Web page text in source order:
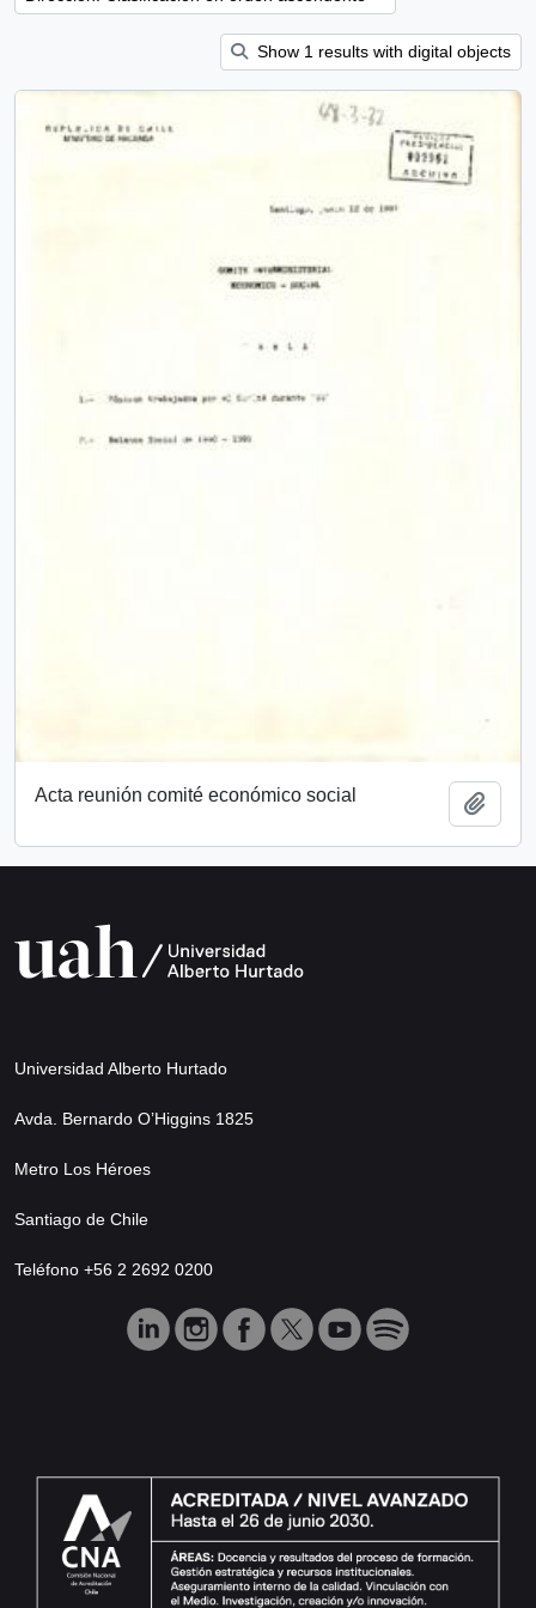
Show 1 results with digital objects
Acta reunión comité económico social
Universidad Alberto Hurtado
Avda. Bernardo O’Higgins 1825
Metro Los Héroes
Santiago de Chile
Teléfono +56 2 2692 0200